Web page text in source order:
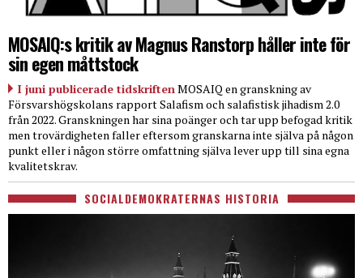
MOSAIQ:s kritik av Magnus Ranstorp håller inte för
sin egen måttstock
I juni publicerade tidskriften MOSAIQ en granskning av
Försvarshögskolans rapport Salafism och salafistisk jihadism 2.0
från 2022. Granskningen har sina poänger och tar upp befogad kritik
men trovärdigheten faller eftersom granskarna inte själva på någon
punkt eller i någon större omfattning själva lever upp till sina egna
kvalitetskrav.
SOCIALDEMOKRATERNAS HISTORIA